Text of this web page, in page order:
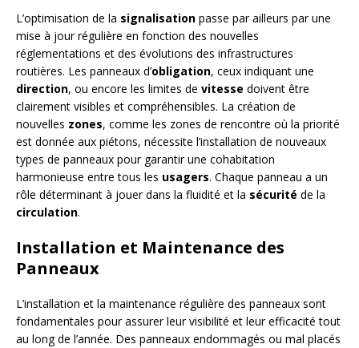
L’optimisation de la signalisation passe par ailleurs par une
mise à jour régulière en fonction des nouvelles
réglementations et des évolutions des infrastructures
routières. Les panneaux d’obligation, ceux indiquant une
direction, ou encore les limites de vitesse doivent être
clairement visibles et compréhensibles. La création de
nouvelles zones, comme les zones de rencontre où la priorité
est donnée aux piétons, nécessite l’installation de nouveaux
types de panneaux pour garantir une cohabitation
harmonieuse entre tous les usagers. Chaque panneau a un
rôle déterminant à jouer dans la fluidité et la sécurité de la
circulation.
Installation et Maintenance des
Panneaux
L’installation et la maintenance régulière des panneaux sont
fondamentales pour assurer leur visibilité et leur efficacité tout
au long de l’année. Des panneaux endommagés ou mal placés